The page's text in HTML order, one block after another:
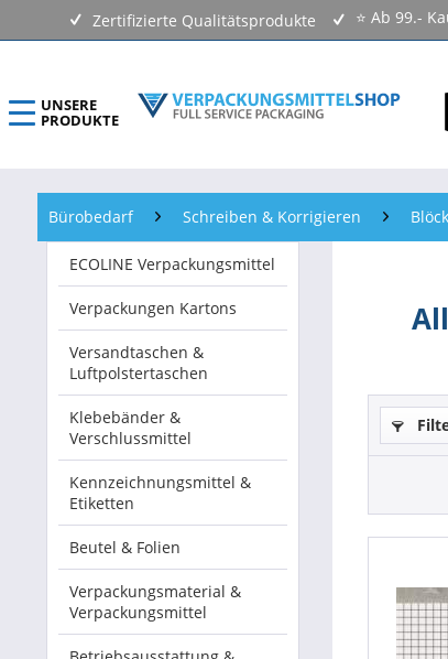
Zertifizierte Qualitätsprodukte ⭐ Ab 99.-
UNSERE
PRODUKTE
ECOLINE Verpackungsmittel
Verpackungen Kartons
Versandtaschen & Luftpolstertaschen
Klebebänder & Verschlussmittel
Kennzeichnungsmittel & Etiketten
Beutel & Folien
Verpackungsmaterial & Verpackungsmittel
Betriebsausstattung & Lagerausstattung
Tragetaschen & Geschenkverpackungen
Bürobedarf
Bürobedarf Schreiben & Korrigieren
ECOLINE Verpackungsmittel
Verpackungen Kartons
Versandtaschen &
Luftpolstertaschen
Klebebänder &
Verschlussmittel
Kennzeichnungsmittel &
Etiketten
Beutel & Folien
Verpackungsmaterial &
Verpackungsmittel